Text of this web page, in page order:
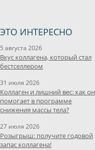
ЭТО ИНТЕРЕСНО
5 августа 2026
Вкус коллагена, который стал
бестселлером
31 июля 2026
Коллаген и лишний вес: как он
помогает в программе
снижения массы тела?
27 июля 2026
Розыгрыш: получите годовой
запас коллагена!